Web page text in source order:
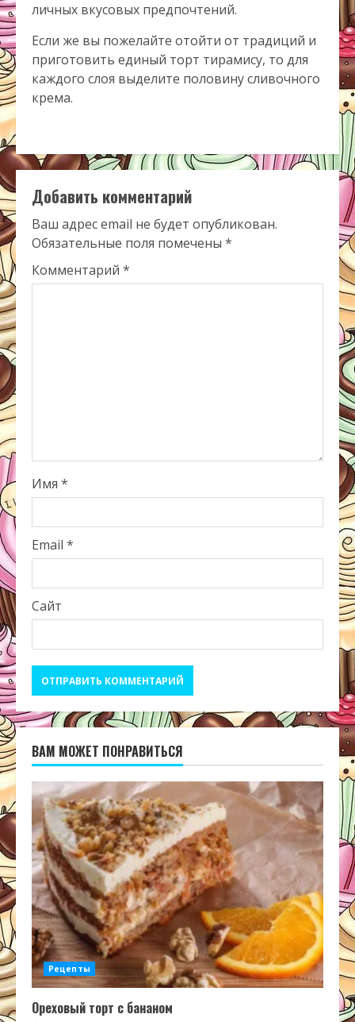
личных вкусовых предпочтений.
Если же вы пожелайте отойти от традиций и
приготовить единый торт тирамису, то для
каждого слоя выделите половину сливочного
крема.
Добавить комментарий
Ваш адрес email не будет опубликован.
Обязательные поля помечены *
Комментарий *
Имя *
Email *
Сайт
ВАМ МОЖЕТ ПОНРАВИТЬСЯ
Рецепты
Ореховый торт с бананом